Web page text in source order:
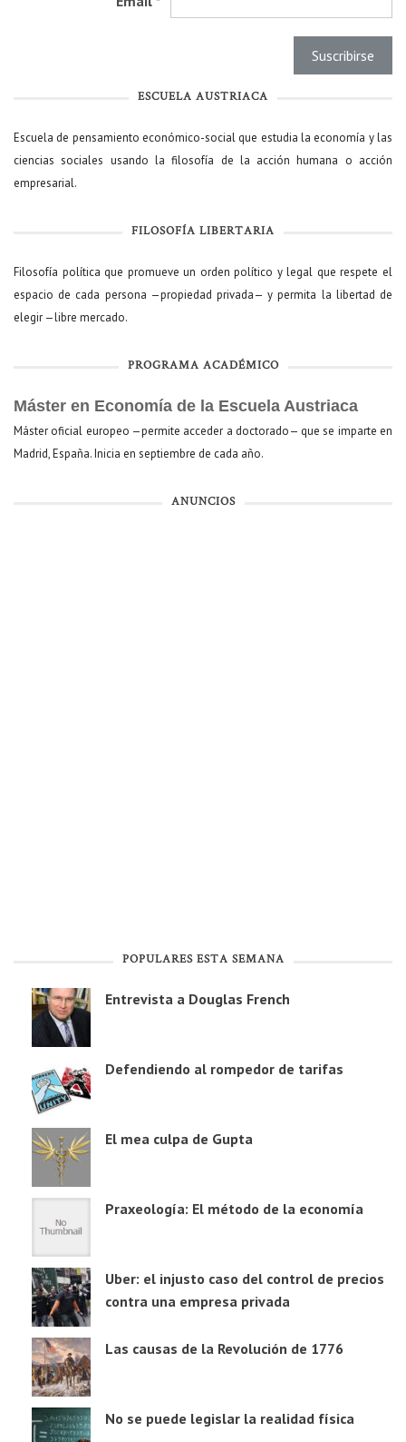
ESCUELA AUSTRIACA
Escuela de pensamiento económico-social que estudia la economía y las
ciencias sociales usando la filosofía de la acción humana o acción
empresarial.
FILOSOFÍA LIBERTARIA
Filosofía política que promueve un orden político y legal que respete el
espacio de cada persona —propiedad privada— y permita la libertad de
elegir —libre mercado.
PROGRAMA ACADÉMICO
Máster en Economía de la Escuela Austriaca
Máster oficial europeo —permite acceder a doctorado— que se imparte en
Madrid, España. Inicia en septiembre de cada año.
ANUNCIOS
POPULARES ESTA SEMANA
Entrevista a Douglas French
Defendiendo al rompedor de tarifas
El mea culpa de Gupta
Praxeología: El método de la economía
Uber: el injusto caso del control de precios
contra una empresa privada
Las causas de la Revolución de 1776
No se puede legislar la realidad física